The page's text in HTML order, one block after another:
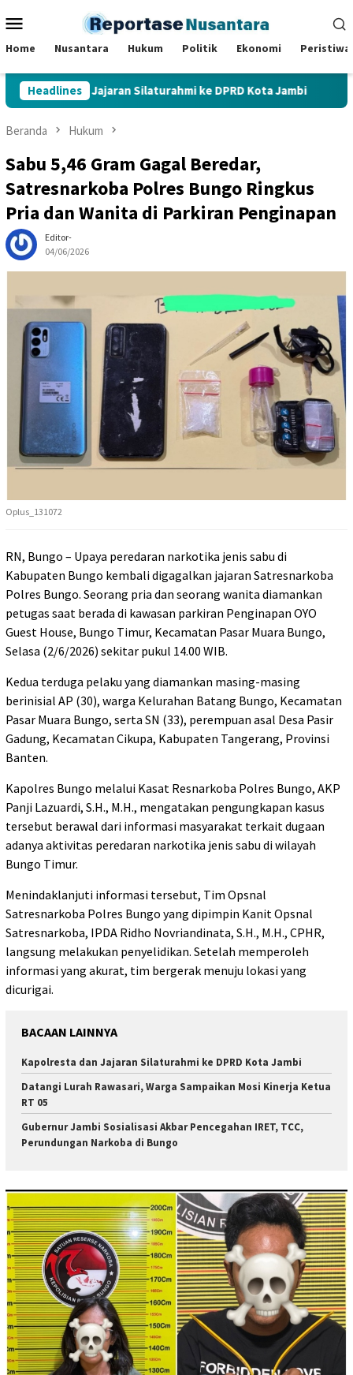
ke
Mobile
Home Nusantara Hukum Politik Ekonomi Peristiwa
Headlines
dan Jajaran Silaturahmi ke DPRD Kota Jambi Sekolah
Beranda Hukum
Sabu 5,46 Gram Gagal Beredar,
Satresnarkoba Polres Bungo Ringkus
Pria dan Wanita di Parkiran Penginapan
Editor-
04/06/2026
Oplus_131072
RN, Bungo – Upaya peredaran narkotika jenis sabu di
Kabupaten Bungo kembali digagalkan jajaran Satresnarkoba
Polres Bungo. Seorang pria dan seorang wanita diamankan
petugas saat berada di kawasan parkiran Penginapan OYO
Guest House, Bungo Timur, Kecamatan Pasar Muara Bungo,
Selasa (2/6/2026) sekitar pukul 14.00 WIB.
Kedua terduga pelaku yang diamankan masing-masing
berinisial AP (30), warga Kelurahan Batang Bungo, Kecamatan
Pasar Muara Bungo, serta SN (33), perempuan asal Desa Pasir
Gadung, Kecamatan Cikupa, Kabupaten Tangerang, Provinsi
Banten.
Kapolres Bungo melalui Kasat Resnarkoba Polres Bungo, AKP
Panji Lazuardi, S.H., M.H., mengatakan pengungkapan kasus
tersebut berawal dari informasi masyarakat terkait dugaan
adanya aktivitas peredaran narkotika jenis sabu di wilayah
Bungo Timur.
Menindaklanjuti informasi tersebut, Tim Opsnal
Satresnarkoba Polres Bungo yang dipimpin Kanit Opsnal
Satresnarkoba, IPDA Ridho Novriandinata, S.H., M.H., CPHR,
langsung melakukan penyelidikan. Setelah memperoleh
informasi yang akurat, tim bergerak menuju lokasi yang
dicurigai.
BACAAN LAINNYA
Kapolresta dan Jajaran Silaturahmi ke DPRD Kota Jambi
Datangi Lurah Rawasari, Warga Sampaikan Mosi Kinerja Ketua
RT 05
Gubernur Jambi Sosialisasi Akbar Pencegahan IRET, TCC,
Perundungan Narkoba di Bungo